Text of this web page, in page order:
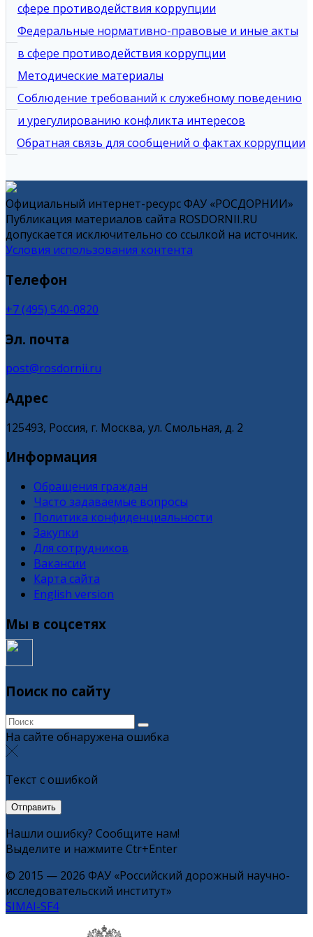
сфере противодействия коррупции
Федеральные нормативно-правовые и иные акты
в сфере противодействия коррупции
Методические материалы
Соблюдение требований к служебному поведению
и урегулированию конфликта интересов
Обратная связь для сообщений о фактах коррупции
Официальный интернет-ресурс ФАУ «РОСДОРНИИ»
Публикация материалов сайта ROSDORNII.RU
допускается исключительно со ссылкой на источник.
Условия использования контента
Телефон
+7 (495) 540-0820
Эл. почта
post@rosdornii.ru
Адрес
125493, Россия, г. Москва, ул. Смольная, д. 2
Информация
Обращения граждан
Часто задаваемые вопросы
Политика конфиденциальности
Закупки
Для сотрудников
Вакансии
Карта сайта
English version
Мы в соцсетях
Поиск по сайту
На сайте обнаружена ошибка
Текст с ошибкой
Нашли ошибку? Сообщите нам!
Выделите и нажмите Ctr+Enter
© 2015 — 2026 ФАУ «Российский дорожный научно-
исследовательский институт»
SIMAI-SF4